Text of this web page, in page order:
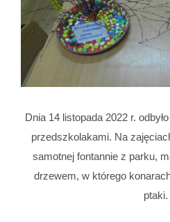
Dnia 14 listopada 2022 r.
przedszkolakami. Na
samotnej fontannie z parku,
drzewem, w którego
ptaki.